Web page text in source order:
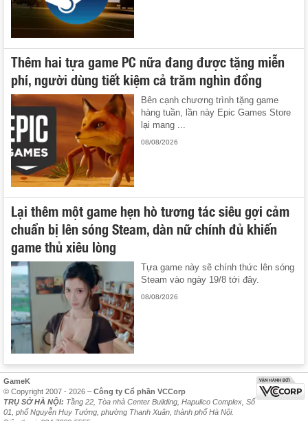
Thêm hai tựa game PC nữa đang được tặng miễn
phí, người dùng tiết kiệm cả trăm nghìn đồng
Bên cạnh chương trình tặng game
hàng tuần, lần này Epic Games Store
lại mang ...
08/08/2026
Lại thêm một game hẹn hò tương tác siêu gợi cảm
chuẩn bị lên sóng Steam, dàn nữ chính đủ khiến
game thủ xiêu lòng
Tựa game này sẽ chính thức lên sóng
Steam vào ngày 19/8 tới đây.
08/08/2026
GameK
© Copyright 2007 - 2026 – Công ty Cổ phần VCCorp
TRỤ SỞ HÀ NỘI: Tầng 22, Tòa nhà Center Building, Hapulico Complex, Số
01, phố Nguyễn Huy Tưởng, phường Thanh Xuân, thành phố Hà Nội.